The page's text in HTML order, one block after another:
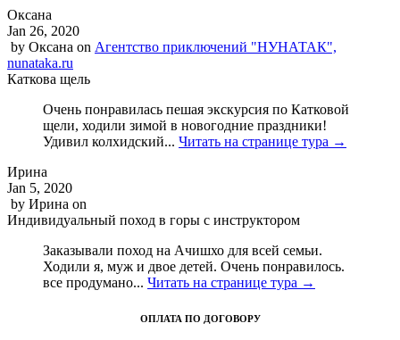
Оксана
Jan 26, 2020
by Оксана on Агентство приключений "НУНАТАК",
nunataka.ru
Каткова щель
Очень понравилась пешая экскурсия по Катковой
щели, ходили зимой в новогодние праздники!
Удивил колхидский... Читать на странице тура →
Ирина
Jan 5, 2020
by Ирина on
Индивидуальный поход в горы с инструктором
Заказывали поход на Ачишхо для всей семьи.
Ходили я, муж и двое детей. Очень понравилось.
все продумано... Читать на странице тура →
ОПЛАТА ПО ДОГОВОРУ